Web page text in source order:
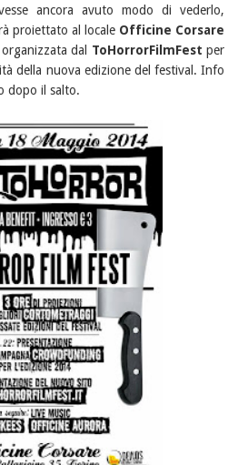
ancora avuto modo di vederlo,
proiettato al locale Officine Corsare
dal ToHorrorFilmFest per
della nuova edizione del festival. Info
dopo il salto.